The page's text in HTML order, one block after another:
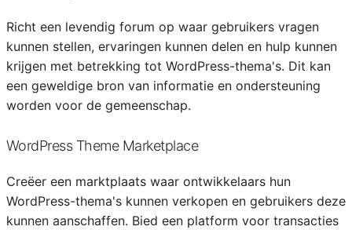
Richt een levendig forum op waar gebruikers vragen
kunnen stellen, ervaringen kunnen delen en hulp kunnen
krijgen met betrekking tot WordPress-thema's. Dit kan
een geweldige bron van informatie en ondersteuning
worden voor de gemeenschap.
WordPress Theme Marketplace
Creëer een marktplaats waar ontwikkelaars hun
WordPress-thema's kunnen verkopen en gebruikers deze
kunnen aanschaffen. Bied een platform voor transacties